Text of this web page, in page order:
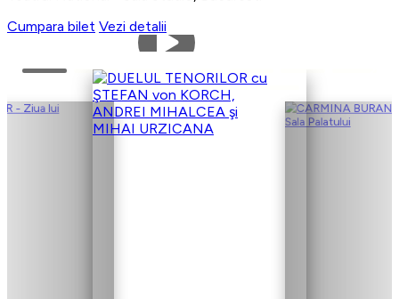
Cumpara bilet Vezi detalii